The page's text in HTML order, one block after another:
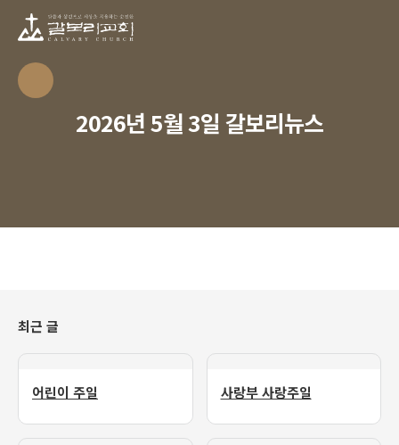
2026년 5월 3일 갈보리뉴스
최근 글
어린이 주일 사랑부 사랑주일